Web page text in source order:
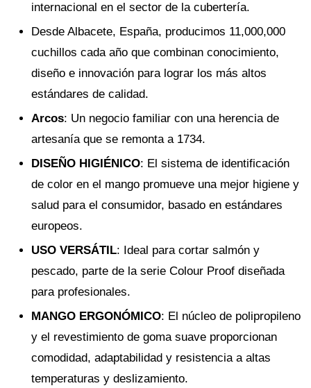
internacional en el sector de la cubertería.
Desde Albacete, España, producimos 11,000,000
cuchillos cada año que combinan conocimiento,
diseño e innovación para lograr los más altos
estándares de calidad.
Arcos: Un negocio familiar con una herencia de
artesanía que se remonta a 1734.
DISEÑO HIGIÉNICO: El sistema de identificación
de color en el mango promueve una mejor higiene y
salud para el consumidor, basado en estándares
europeos.
USO VERSÁTIL: Ideal para cortar salmón y
pescado, parte de la serie Colour Proof diseñada
para profesionales.
MANGO ERGONÓMICO: El núcleo de polipropileno
y el revestimiento de goma suave proporcionan
comodidad, adaptabilidad y resistencia a altas
temperaturas y deslizamiento.